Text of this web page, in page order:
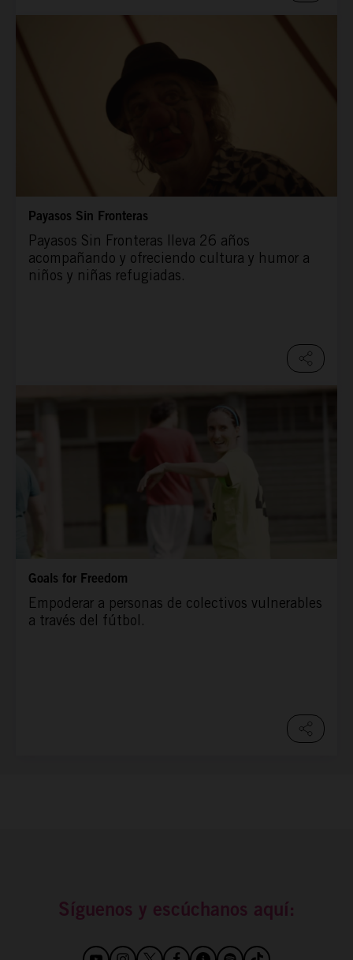
Payasos Sin Fronteras
Payasos Sin Fronteras lleva 26 años
acompañando y ofreciendo cultura y humor a
niños y niñas refugiadas.
Goals for Freedom
Empoderar a personas de colectivos vulnerables
a través del fútbol.
Síguenos y escúchanos aquí: